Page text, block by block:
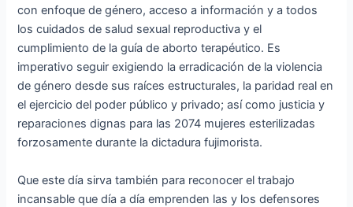
con enfoque de género, acceso a información y a todos
los cuidados de salud sexual reproductiva y el
cumplimiento de la guía de aborto terapéutico. Es
imperativo seguir exigiendo la erradicación de la violencia
de género desde sus raíces estructurales, la paridad real en
el ejercicio del poder público y privado; así como justicia y
reparaciones dignas para las 2074 mujeres esterilizadas
forzosamente durante la dictadura fujimorista.
Que este día sirva también para reconocer el trabajo
incansable que día a día emprenden las y los defensores